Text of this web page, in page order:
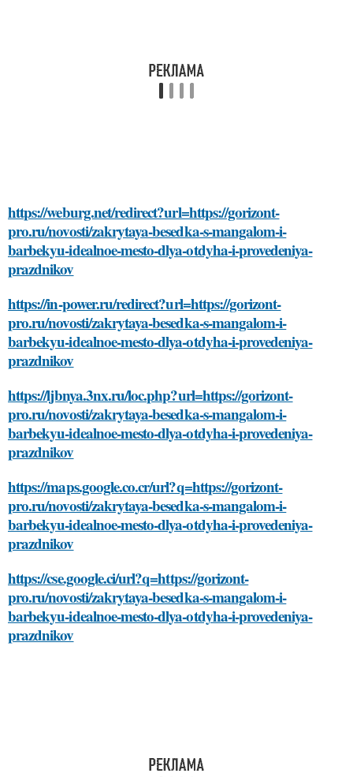
https://weburg.net/redirect?url=https://gorizont-
pro.ru/novosti/zakrytaya-besedka-s-mangalom-i-
barbekyu-idealnoe-mesto-dlya-otdyha-i-provedeniya-
prazdnikov
https://in-power.ru/redirect?url=https://gorizont-
pro.ru/novosti/zakrytaya-besedka-s-mangalom-i-
barbekyu-idealnoe-mesto-dlya-otdyha-i-provedeniya-
prazdnikov
https://ljbnya.3nx.ru/loc.php?url=https://gorizont-
pro.ru/novosti/zakrytaya-besedka-s-mangalom-i-
barbekyu-idealnoe-mesto-dlya-otdyha-i-provedeniya-
prazdnikov
https://maps.google.co.cr/url?q=https://gorizont-
pro.ru/novosti/zakrytaya-besedka-s-mangalom-i-
barbekyu-idealnoe-mesto-dlya-otdyha-i-provedeniya-
prazdnikov
https://cse.google.ci/url?q=https://gorizont-
pro.ru/novosti/zakrytaya-besedka-s-mangalom-i-
barbekyu-idealnoe-mesto-dlya-otdyha-i-provedeniya-
prazdnikov